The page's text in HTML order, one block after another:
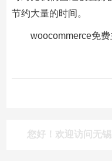
节约大量的时间。
woocommerce免费
您好！欢迎访问无